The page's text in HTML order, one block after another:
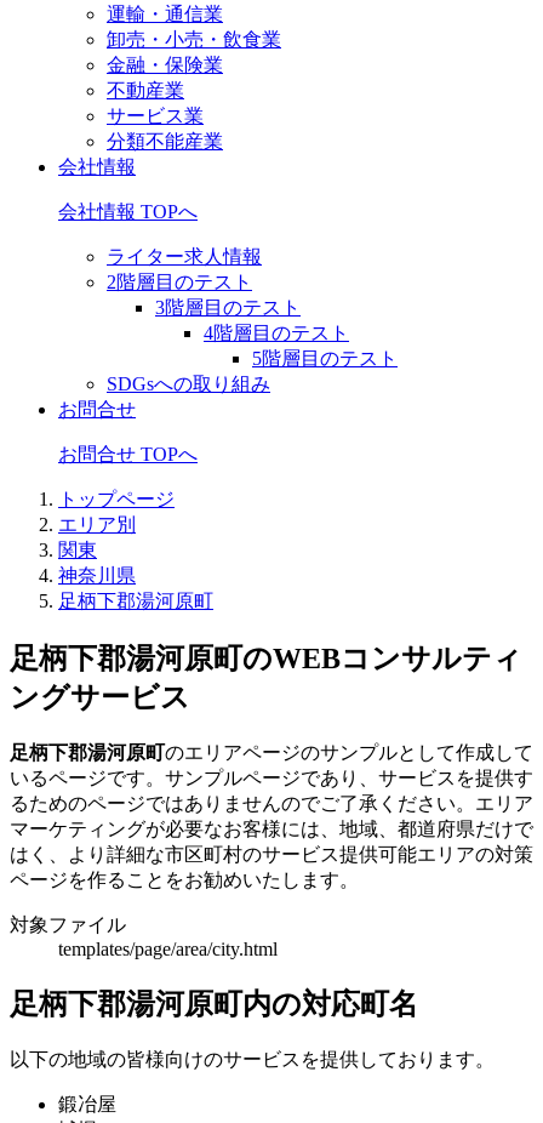
運輸・通信業
卸売・小売・飲食業
金融・保険業
不動産業
サービス業
分類不能産業
会社情報
会社情報 TOPへ
ライター求人情報
2階層目のテスト
3階層目のテスト
4階層目のテスト
5階層目のテスト
SDGsへの取り組み
お問合せ
お問合せ TOPへ
トップページ
エリア別
関東
神奈川県
足柄下郡湯河原町
足柄下郡湯河原町のWEBコンサルティ
ングサービス
足柄下郡湯河原町のエリアページのサンプルとして作成して
いるページです。サンプルページであり、サービスを提供す
るためのページではありませんのでご了承ください。エリア
マーケティングが必要なお客様には、地域、都道府県だけで
はく、より詳細な市区町村のサービス提供可能エリアの対策
ページを作ることをお勧めいたします。
対象ファイル
templates/page/area/city.html
足柄下郡湯河原町内の対応町名
以下の地域の皆様向けのサービスを提供しております。
鍛冶屋